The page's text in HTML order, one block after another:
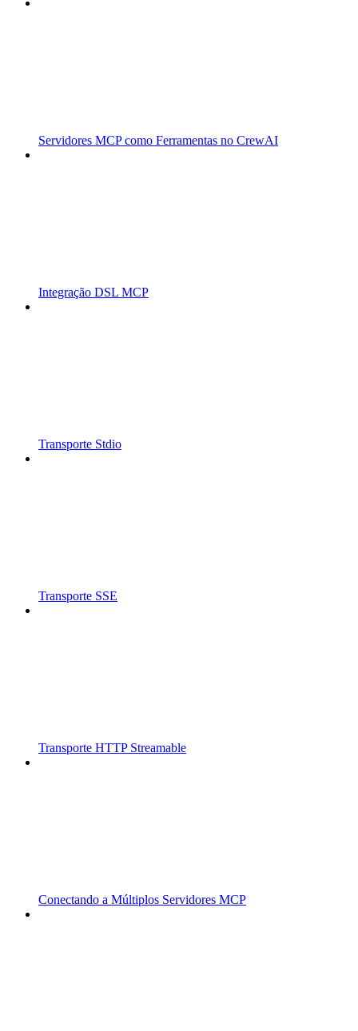
Servidores MCP como Ferramentas no CrewAI
Integração DSL MCP
Transporte Stdio
Transporte SSE
Transporte HTTP Streamable
Conectando a Múltiplos Servidores MCP